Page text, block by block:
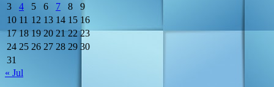
3
4 5 6 7 8
9
10 11 12 13 14 15 16
17 18 19 20 21 22 23
24 25 26 27 28 29 30
31
« Jul